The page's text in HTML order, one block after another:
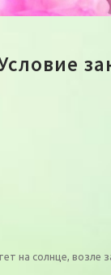
на солнце, возле